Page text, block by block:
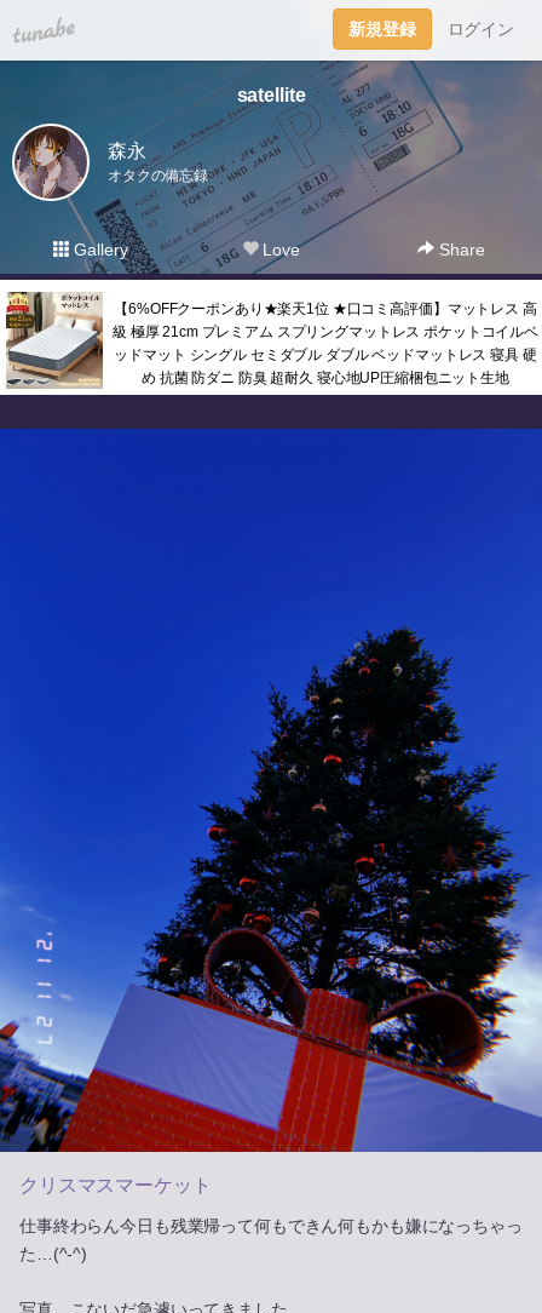
tuna.be 新規登録 ログイン
satellite
森永
オタクの備忘録
Gallery Love Share
【6%OFFクーポンあり★楽天1位 ★口コミ高評価】マットレス 高
級 極厚 21cm プレミアム スプリングマットレス ポケットコイルベ
ッドマット シングル セミダブル ダブル ベッドマットレス 寝具 硬
め 抗菌 防ダニ 防臭 超耐久 寝心地UP圧縮梱包ニット生地
クリスマスマーケット
仕事終わらん今日も残業帰って何もできん何もかも嫌になっちゃっ
た…(^-^)